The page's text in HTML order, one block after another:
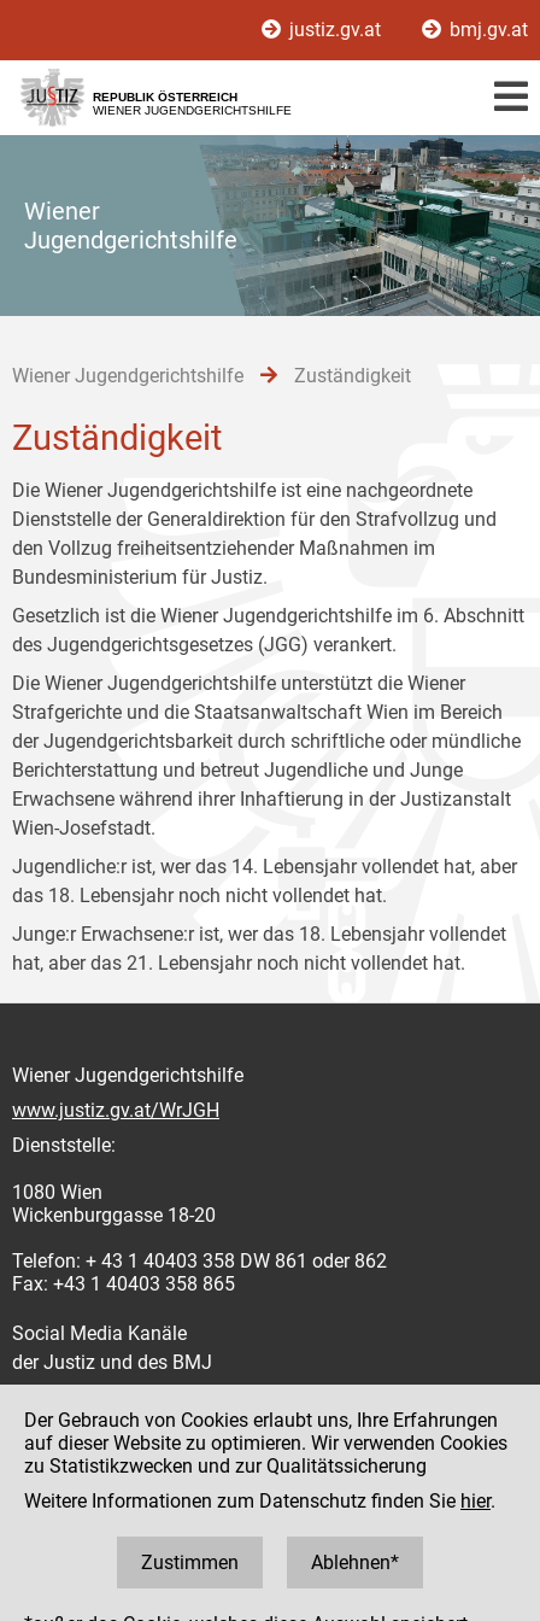
[1]
[2]
[3]
justiz.gv.at bmj.gv.at
REPUBLIK ÖSTERREICH
WIENER JUGENDGERICHTSHILFE
Wiener
Jugendgerichtshilfe
Wiener Jugendgerichtshilfe Zuständigkeit
Zuständigkeit
Die Wiener Jugendgerichtshilfe ist eine nachgeordnete
Dienststelle der Generaldirektion für den Strafvollzug und
den Vollzug freiheitsentziehender Maßnahmen im
Bundesministerium für Justiz.
Gesetzlich ist die Wiener Jugendgerichtshilfe im 6. Abschnitt
des Jugendgerichtsgesetzes (JGG) verankert.
Die Wiener Jugendgerichtshilfe unterstützt die Wiener
Strafgerichte und die Staatsanwaltschaft Wien im Bereich
der Jugendgerichtsbarkeit durch schriftliche oder mündliche
Berichterstattung und betreut Jugendliche und Junge
Erwachsene während ihrer Inhaftierung in der Justizanstalt
Wien-Josefstadt.
Jugendliche:r ist, wer das 14. Lebensjahr vollendet hat, aber
das 18. Lebensjahr noch nicht vollendet hat.
Junge:r Erwachsene:r ist, wer das 18. Lebensjahr vollendet
hat, aber das 21. Lebensjahr noch nicht vollendet hat.
Wiener Jugendgerichtshilfe
www.justiz.gv.at/WrJGH
Dienststelle:
1080 Wien
Wickenburggasse 18-20
Telefon: + 43 1 40403 358 DW 861 oder 862
Fax: +43 1 40403 358 865
Social Media Kanäle
der Justiz und des BMJ
Impressum
Datenschutz
Hinweisgeber:innenplattform (für Mitarbeiter:innen)
Der Gebrauch von Cookies erlaubt uns, Ihre Erfahrungen
auf dieser Website zu optimieren. Wir verwenden Cookies
zu Statistikzwecken und zur Qualitätssicherung
Weitere Informationen zum Datenschutz finden Sie hier.
Zustimmen Ablehnen*